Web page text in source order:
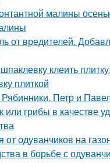
малины
от вредителей.
клеить
плиткой
Петр и
или грибы в качестве
от одуванчиков на
в борьбе с